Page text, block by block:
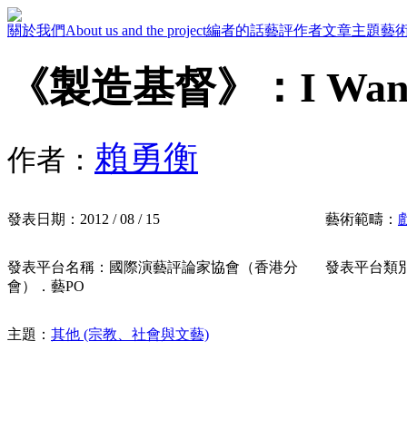
關於我們About us and the project編者的話藝評作者文章主題藝
《製造基督》：I
作者： 賴勇衡
發表日期： 2012 / 08 / 15 藝術範疇：
發表平台名稱： 國際演藝評論家協會（香港分
會）．藝PO
發表平台類
主題： 其他 (宗教、社會與文藝)